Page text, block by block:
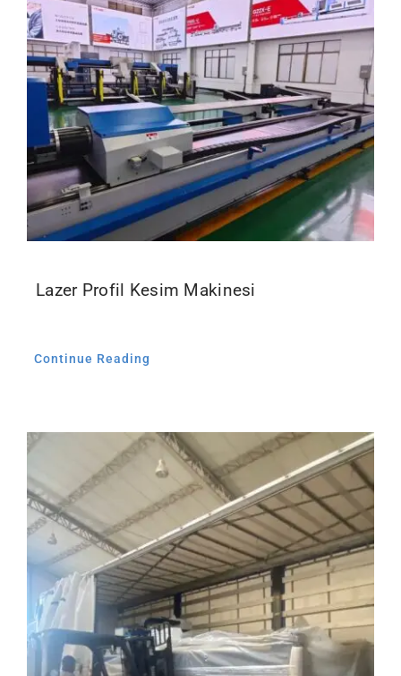
İletişim
Lazer Profil Kesim Makinesi
Continue Reading